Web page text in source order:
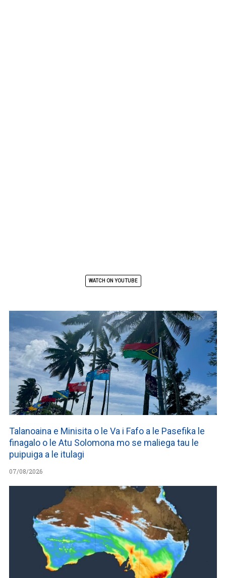
WATCH ON YOUTUBE
Talanoaina e Minisita o le Va i Fafo a le Pasefika le
finagalo o le Atu Solomona mo se maliega tau le
puipuiga a le itulagi
07/08/2026